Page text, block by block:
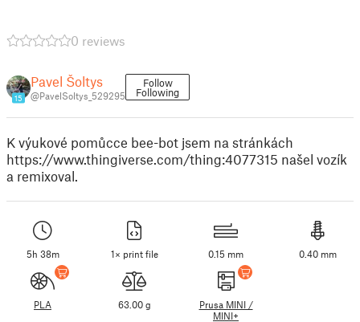
0 reviews
15
Pavel Šoltys
@PavelSoltys_529295
Follow
Following
K výukové pomůcce bee-bot jsem na stránkách
https://www.thingiverse.com/thing:4077315 našel vozík
a remixoval.
5h 38m 1× print file 0.15 mm 0.40 mm
PLA 63.00 g
Prusa MINI /
MINI+